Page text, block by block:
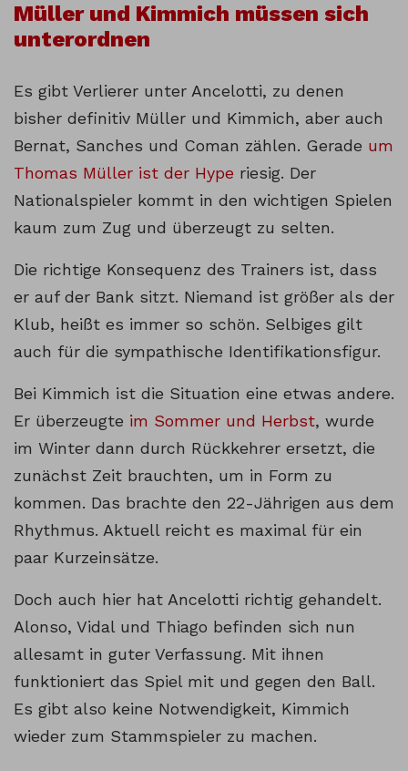
Müller und Kimmich müssen sich
unterordnen
Es gibt Verlierer unter Ancelotti, zu denen
bisher definitiv Müller und Kimmich, aber auch
Bernat, Sanches und Coman zählen. Gerade um
Thomas Müller ist der Hype riesig. Der
Nationalspieler kommt in den wichtigen Spielen
kaum zum Zug und überzeugt zu selten.
Die richtige Konsequenz des Trainers ist, dass
er auf der Bank sitzt. Niemand ist größer als der
Klub, heißt es immer so schön. Selbiges gilt
auch für die sympathische Identifikationsfigur.
Bei Kimmich ist die Situation eine etwas andere.
Er überzeugte im Sommer und Herbst, wurde
im Winter dann durch Rückkehrer ersetzt, die
zunächst Zeit brauchten, um in Form zu
kommen. Das brachte den 22-Jährigen aus dem
Rhythmus. Aktuell reicht es maximal für ein
paar Kurzeinsätze.
Doch auch hier hat Ancelotti richtig gehandelt.
Alonso, Vidal und Thiago befinden sich nun
allesamt in guter Verfassung. Mit ihnen
funktioniert das Spiel mit und gegen den Ball.
Es gibt also keine Notwendigkeit, Kimmich
wieder zum Stammspieler zu machen.